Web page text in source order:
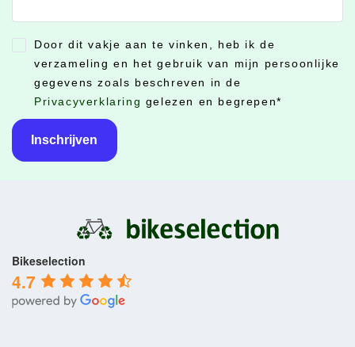
CONSENT *
Door dit vakje aan te vinken, heb ik de
verzameling en het gebruik van mijn persoonlijke
gegevens zoals beschreven in de
Privacyverklaring gelezen en begrepen*
Bikeselection
4.7